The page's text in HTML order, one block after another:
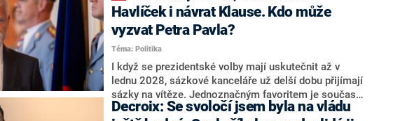
Martin Kuba. Konkrétní nebyl, ale získat by takto mohl
například senátora Zdeňka Hrabu, který je dnes
součástí klubu ODS a TOP 09. Hraba to na dotaz
redakce nevyloučil. Předseda klubu senátorů ODS
Zdeněk Nytra redakci řekl, že počítá s odchodem
některých senátorů z klubu a že Naše Česko není
nepřítel, ale soupeř.
Havlíček i návrat Klause. Kdo může
vyzvat Petra Pavla?
Téma: Politika
I když se prezidentské volby mají uskutečnit až v
lednu 2028, sázkové kanceláře už delší dobu přijímají
sázky na vítěze. Jednoznačným favoritem je současná
hlava státu Petr Pavel. Daleko za ním pak bookmakeři
Decroix: Se svoločí jsem byla na vládu